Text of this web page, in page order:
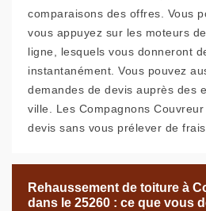
comparaisons des offres. Vous
vous appuyez sur les moteurs
ligne, lesquels vous donneront
instantanément. Vous pouvez
demandes de devis auprès des
ville. Les Compagnons
devis sans vous prélever de
Rehaussement de toiture à
dans le 25260 : ce que vous